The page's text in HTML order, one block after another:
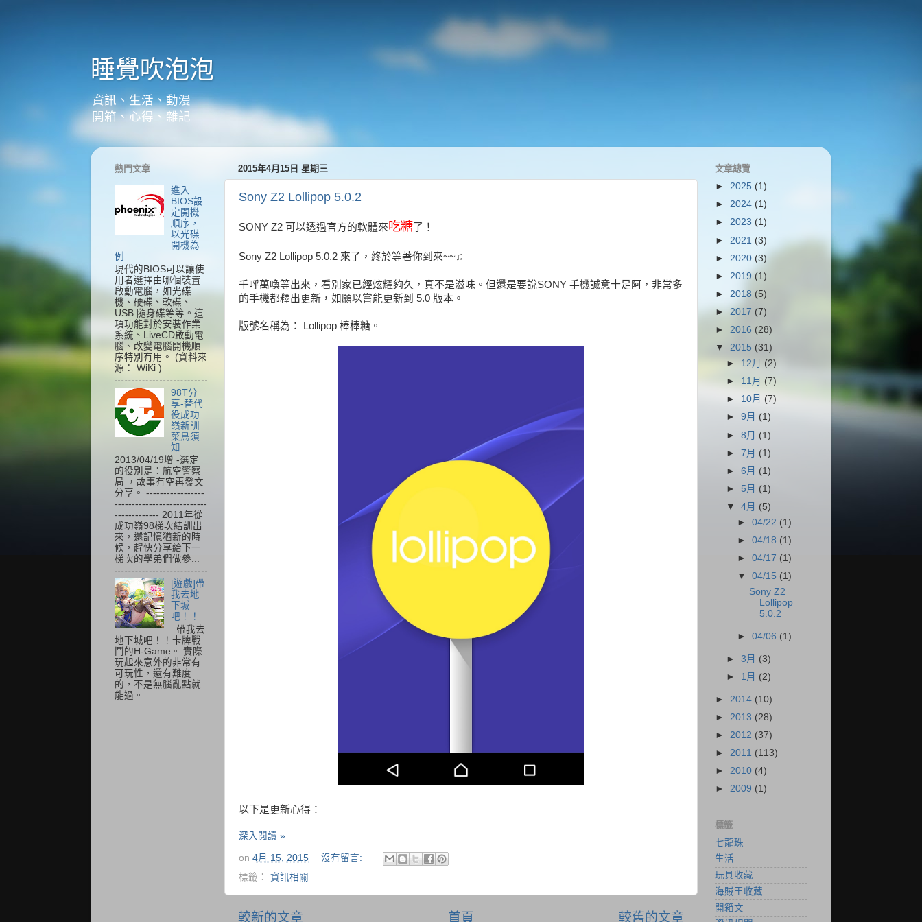
睡覺吹泡泡
資訊、生活、動漫
開箱、心得、雜記
2015年4月15日 星期三
Sony Z2 Lollipop 5.0.2
SONY Z2 可以透過官方的軟體來吃糖 了！
Sony Z2 Lollipop 5.0.2 來了，終於等著你到來~~♫
千呼萬喚等出來，看別家已經炫耀夠久，真不是滋味。但還是要說SONY 手機誠意十足阿，非常多
的手機都釋出更新，如願以嘗能更新到 5.0 版本。
版號名稱為： Lollipop 棒棒糖。
以下是更新心得：
深入閱讀 »
on 4月 15, 2015
沒有留言:
標籤： 資訊相關
較新的文章 較舊的文章
首頁
熱門文章
進入
BIOS設
定開機
順序，
以光碟
開機為
例
現代的BIOS可以讓使
用者選擇由哪個裝置
啟動電腦，如光碟
機、硬碟、軟碟、
USB 隨身碟等等。這
項功能對於安裝作業
系統、LiveCD啟動電
腦、改變電腦開機順
序特別有用。 (資料來
源： WiKi )
98T分
享-替代
役成功
嶺新訓
菜鳥須
知
2013/04/19增 -選定
的役別是：航空警察
局 ，故事有空再發文
分享。 -----------------
---------------------------
------------- 2011年從
成功嶺98梯次結訓出
來，還記憶猶新的時
候，趕快分享給下一
梯次的學弟們做參...
[遊戲]帶
我去地
下城
吧！！
帶我去
地下城吧！！卡牌戰
鬥的H-Game。 實際
玩起來意外的非常有
可玩性，還有難度
的，不是無腦亂點就
能過。
文章總覽
► 2025 (1)
► 2024 (1)
► 2023 (1)
► 2021 (3)
► 2020 (3)
► 2019 (1)
► 2018 (5)
► 2017 (7)
► 2016 (28)
▼ 2015 (31)
► 12月 (2)
► 11月 (7)
► 10月 (7)
►9月 (1)
►8月 (1)
►7月 (1)
►6月 (1)
► 5月 (1)
▼4月 (5)
►04/22 (1)
►04/18 (1)
►04/17 (1)
▼04/15 (1)
Sony Z2
Lollipop
5.0.2
►04/06 (1)
►3月 (3)
► 1月 (2)
► 2014 (10)
► 2013 (28)
► 2012 (37)
► 2011 (113)
► 2010 (4)
► 2009 (1)
標籤
七龍珠
生活
玩具收藏
海賊王收藏
開箱文